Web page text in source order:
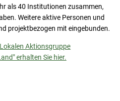
als 40 Institutionen zusammen,
Weitere aktive Personen und
projektbezogen mit eingebunden.
Aktionsgruppe
erhalten Sie hier.